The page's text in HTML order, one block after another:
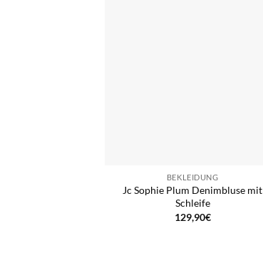
BEKLEIDUNG
Jc Sophie Plum Denimbluse mit
Schleife
129,90€